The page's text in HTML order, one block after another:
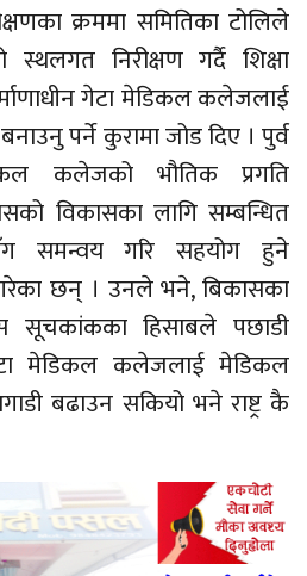
क्रममा समितिका टोलिले
निरीक्षण गर्दै शिक्षा
गेटा मेडिकल कलेजलाई
पर्ने कुरामा जोड दिए । पुर्व
कलेजको भौतिक प्रगति
विकासका लागि सम्बन्धित
समन्वय गरि सहयोग हुने
छन् । उनले भने, बिकासका
सूचकांकका हिसाबले पछाडी
मेडिकल कलेजलाई मेडिकल
बढाउन सकियो भने राष्ट्र कै